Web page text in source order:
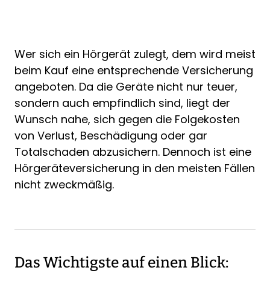
Wer sich ein Hörgerät zulegt, dem wird meist
beim Kauf eine entsprechende Versicherung
angeboten. Da die Geräte nicht nur teuer,
sondern auch empfindlich sind, liegt der
Wunsch nahe, sich gegen die Folgekosten
von Verlust, Beschädigung oder gar
Totalschaden abzusichern. Dennoch ist eine
Hörgeräteversicherung in den meisten Fällen
nicht zweckmäßig.
Das Wichtigste auf einen Blick: